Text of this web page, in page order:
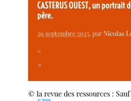
CASTERUS OUEST, un portrait
père.
29 septembre 2025, parNicolas
<
>
© la revue des ressources :